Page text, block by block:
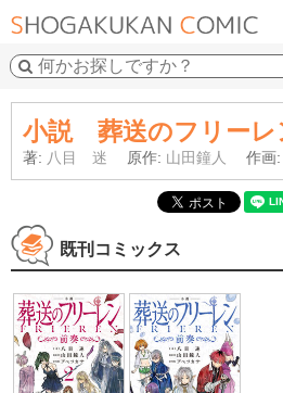
小説 葬送のフリーレ
著: 八目 迷 原作: 山田鐘人 作画:
既刊コミックス